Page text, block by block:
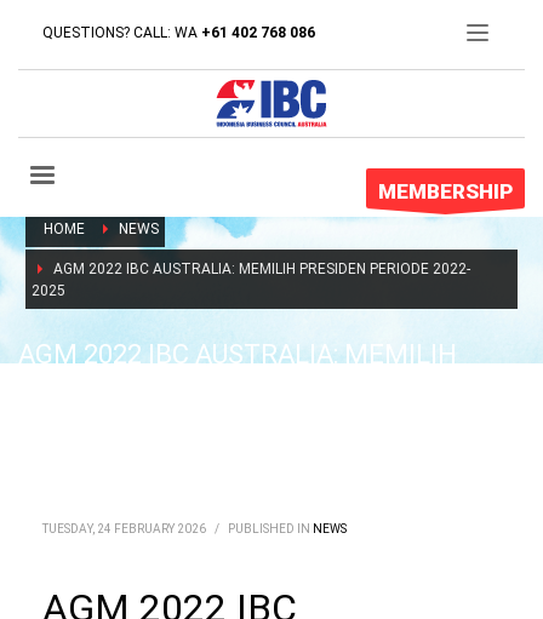
QUESTIONS? CALL: WA +61 402 768 086
MEMBERSHIP
HOME NEWS
AGM 2022 IBC AUSTRALIA: MEMILIH PRESIDEN PERIODE 2022-
2025
AGM 2022 IBC AUSTRALIA: MEMILIH
TUESDAY, 24 FEBRUARY 2026 / PUBLISHED IN NEWS
AGM 2022 IBC